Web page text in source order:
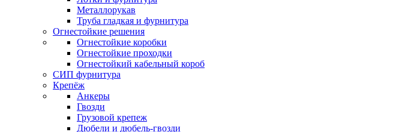
Металлорукав
Труба гладкая и фурнитура
Огнестойкие решения
Огнестойкие коробки
Огнестойкие проходки
Огнестойкий кабельный короб
СИП фурнитура
Крепёж
Анкеры
Гвозди
Грузовой крепеж
Дюбели и дюбель-гвозди